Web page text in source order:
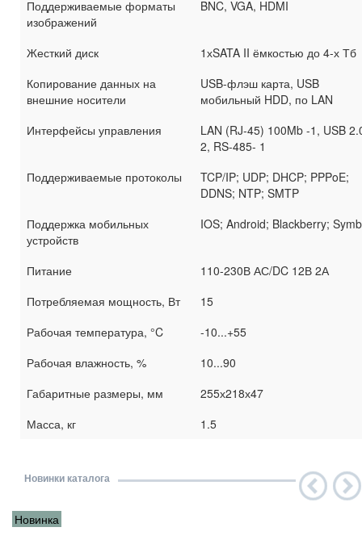
Поддерживаемые форматы
изображений
BNC, VGA, HDMI
Жесткий диск
1хSATA II ёмкостью до 4-х Тб
Копирование данных на
внешние носители
USB-флэш карта, USB
мобильный HDD, по LAN
Интерфейсы управления
LAN (RJ-45) 100Mb -1, USB
2, RS-485- 1
Поддерживаемые протоколы
TCP/IP; UDP; DHCP; PPPoE;
DDNS; NTP; SMTP
Поддержка мобильных
устройств
IOS; Android; Blackberry;
Питание
110-230В АС/DC 12В 2А
Потребляемая мощность, Вт
15
Рабочая температура, °C
-10...+55
Рабочая влажность, %
10...90
Габаритные размеры, мм
255х218х47
Масса, кг
1.5
Новинки каталога
Новинка